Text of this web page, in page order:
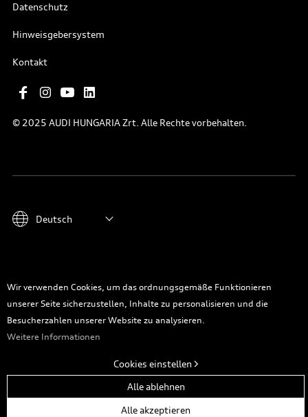
Datenschutz
Hinweisgebersystem
Kontakt
© 2025 AUDI HUNGARIA Zrt. Alle Rechte vorbehalten.
Deutsch
An den Seitenanfang
Wir verwenden Cookies, um das ordnungsgemäße Funktionieren
unserer Seite sicherzustellen, Inhalte zu personalisieren und die
Besucherzahlen unserer Website zu analysieren.
Weitere Informationen
Cookies einstellen
Alle ablehnen
Alle akzeptieren